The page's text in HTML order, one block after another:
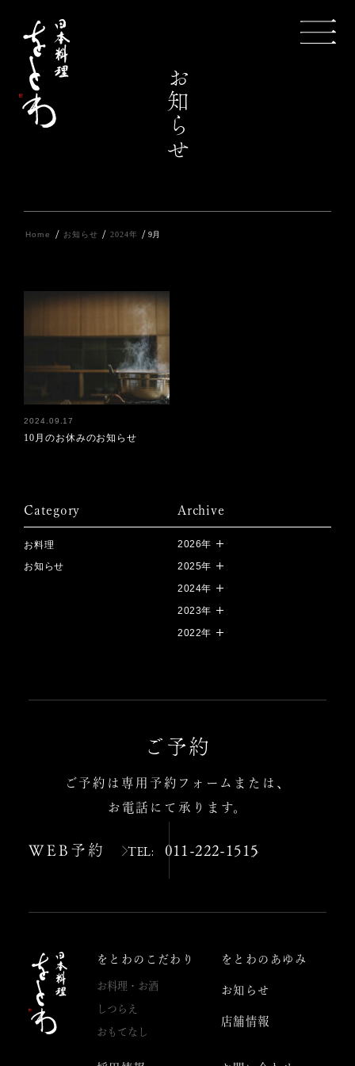
お知らせ
Home / お知らせ / 2024年 / 9月
2024.09.17
10月のお休みのお知らせ
Category
お料理
お知らせ
Archive
2026年
2025年
2024年
2023年
2022年
ご予約
ご予約は専用予約フォームまたは、
お電話にて承ります。
WEB予約 TEL: 011-222-1515
をとわのこだわり
お料理・お酒
しつらえ
おもてなし
をとわのあゆみ
お知らせ
店舗情報